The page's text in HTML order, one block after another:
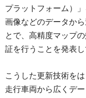
プラットフォーム）
画像などのデータか
とで、高精度マップ
証を行うことを発表し
こうした更新技術を
走行車両から広くデ